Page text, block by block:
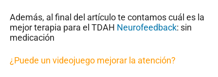
Además, al final del artículo te contamos cuál es la
mejor terapia para el TDAH Neurofeedback: sin
medicación
¿Puede un videojuego mejorar la atención?